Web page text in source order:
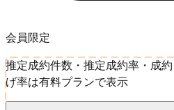
会員限定
推定成約件数・推定成約率・成
げ率は有料プランで表示